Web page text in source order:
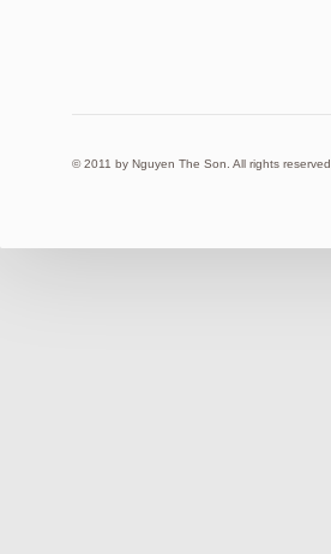
© 2011 by Nguyen The Son. All rights reserved.